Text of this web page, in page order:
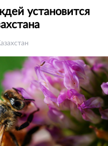
установится